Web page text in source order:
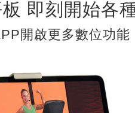
即刻開始各
開啟更多數位功能